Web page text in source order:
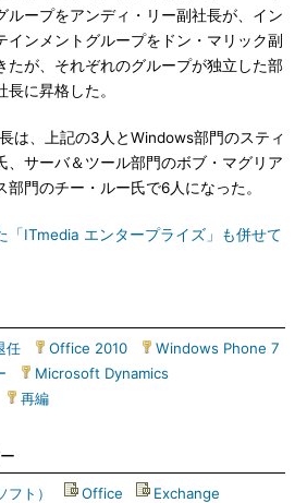
ループをアンディ・リー副社長が、イン
インメントグループをドン・マリック副
たが、それぞれのグループが独立した部
に昇格した。
は、上記の3人とWindows部門のスティ
、サーバ＆ツール部門のボブ・マグリア
門のチー・ルー氏で6人になった。
「ITmedia エンタープライズ」も併せて
任 Office 2010
Windows Phone 7
Microsoft Dynamics
再編
ト） Office Exchange